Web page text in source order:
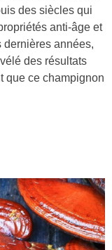
des siècles qui
anti-âge et
dernières années,
des résultats
que ce champignon